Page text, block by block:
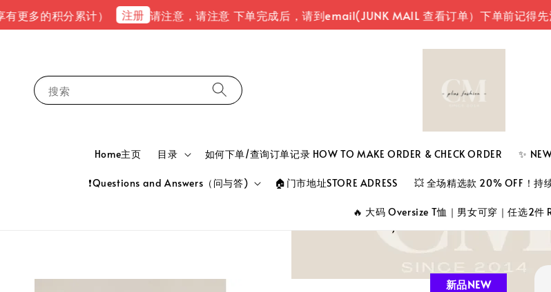
积分累计） 注册 请注意，请注意 下单完成后，请到email(JUNK MAIL 查看订单）下单前记得先注册登
搜索
Home主页 目录 如何下单/查询订单记录 HOW TO MAKE ORDER & CHECK ORDER ✨
❗Questions and Answers（问与答) 🏠门市地址STORE ADRESS 💥 全场精选款 20% OFF！持
🔥 大码 Oversize T恤｜男女可穿｜任选2件
新品NEW